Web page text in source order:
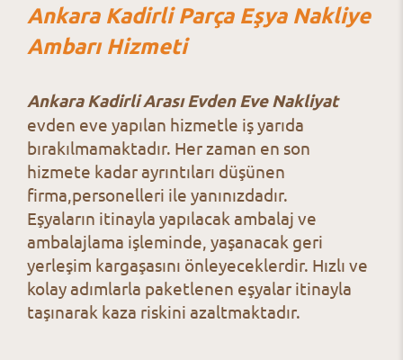
Ankara Kadirli Parça Eşya Nakliye
Ambarı Hizmeti
Ankara Kadirli Arası Evden Eve Nakliyat
evden eve yapılan hizmetle iş yarıda
bırakılmamaktadır. Her zaman en son
hizmete kadar ayrıntıları düşünen
firma,personelleri ile yanınızdadır.
Eşyaların itinayla yapılacak ambalaj ve
ambalajlama işleminde, yaşanacak geri
yerleşim kargaşasını önleyeceklerdir. Hızlı ve
kolay adımlarla paketlenen eşyalar itinayla
taşınarak kaza riskini azaltmaktadır.